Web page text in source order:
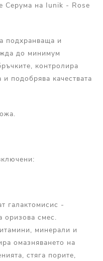
Серума на Iunik - Rose
подхранваща и
до минимум
контролира
подобрява качествата
галактомисис -
оризова смес.
минерали и
омазняването на
стяга порите,